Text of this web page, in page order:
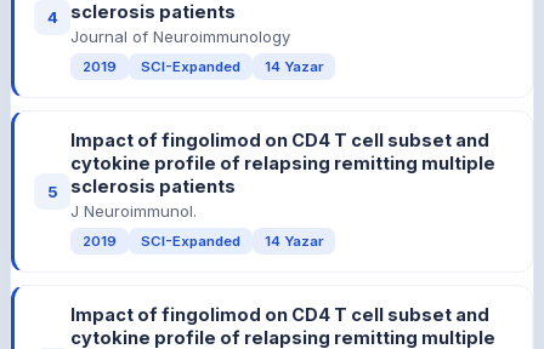
4
sclerosis patients
Journal of Neuroimmunology
2019 SCI-Expanded 14 Yazar
5
Impact of fingolimod on CD4 T cell subset and
cytokine profile of relapsing remitting multiple
sclerosis patients
J Neuroimmunol.
2019 SCI-Expanded 14 Yazar
Impact of fingolimod on CD4 T cell subset and
cytokine profile of relapsing remitting multiple